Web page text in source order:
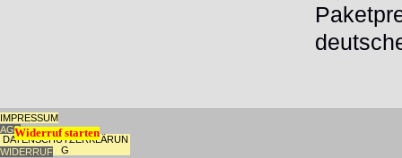
IMPRESSUM
AGB
DATENSCHUTZERKLÄRUN
G
WIDERRUF
Widerruf starten